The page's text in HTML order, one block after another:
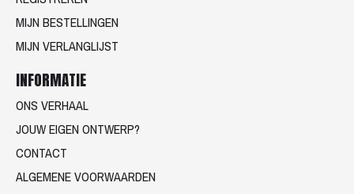
MIJN BESTELLINGEN
MIJN VERLANGLIJST
INFORMATIE
ONS VERHAAL
JOUW EIGEN ONTWERP?
CONTACT
ALGEMENE VOORWAARDEN